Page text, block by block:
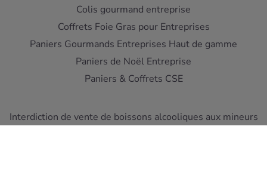
Colis gourmand entreprise
Coffrets Foie Gras pour Entreprises
Paniers Gourmands Entreprises Haut de gamme
Paniers de Noël Entreprise
Paniers & Coffrets CSE
Interdiction de vente de boissons alcooliques aux mineurs